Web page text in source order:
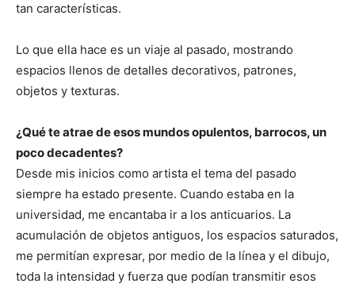
tan características.
Lo que ella hace es un viaje al pasado, mostrando
espacios llenos de detalles decorativos, patrones,
objetos y texturas.
¿Qué te atrae de esos mundos opulentos, barrocos, un
poco decadentes?
Desde mis inicios como artista el tema del pasado
siempre ha estado presente. Cuando estaba en la
universidad, me encantaba ir a los anticuarios. La
acumulación de objetos antiguos, los espacios saturados,
me permitían expresar, por medio de la línea y el dibujo,
toda la intensidad y fuerza que podían transmitir esos